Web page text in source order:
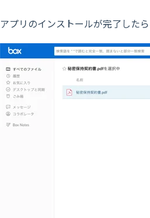
アプリのインストールが完了した